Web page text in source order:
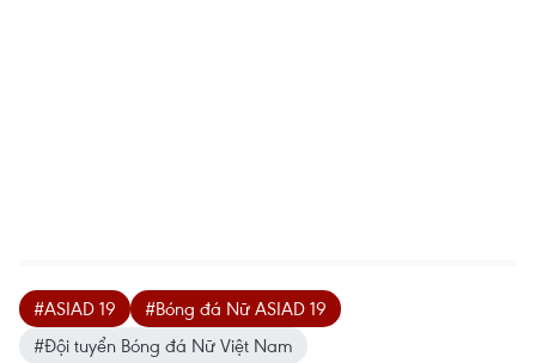
#ASIAD 19
#Bóng đá Nữ ASIAD 19
#Đội tuyển Bóng đá Nữ Việt Nam